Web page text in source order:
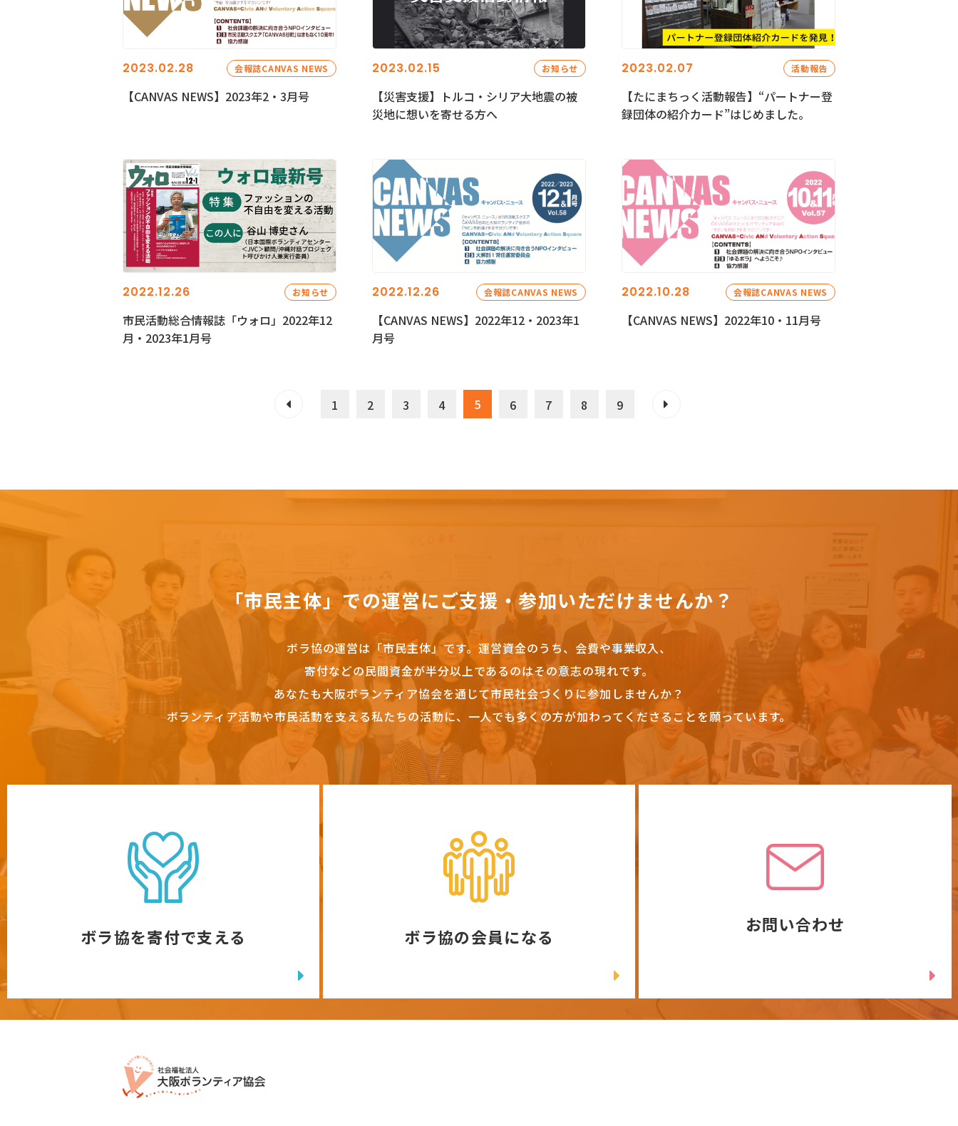
2023.02.28 会報誌CANVAS NEWS
【CANVAS NEWS】2023年2・3月号
2023.02.15 お知らせ
【災害支援】トルコ・シリア大地震の被
災地に想いを寄せる方へ
2023.02.07 活動報告
【たにまちっく活動報告】“パートナー登
録団体の紹介カード”はじめました。
2022.12.26 お知らせ
市民活動総合情報誌「ウォロ」2022年12
月・2023年1月号
2022.12.26 会報誌CANVAS NEWS
【CANVAS NEWS】2022年12・2023年1
月号
2022.10.28 会報誌CANVAS NEWS
【CANVAS NEWS】2022年10・11月号
1 2 3 4 5 6 7 8 9
「市民主体」での運営にご支援・参加いただけませんか？
ボラ協の運営は「市民主体」です。 運営資金のうち、会費や事業収入、
寄付などの民間資金が半分以上であるのはその意志の現れです。
あなたも大阪ボランティア協会を通じて市民社会づくりに参加しませんか？
ボランティア活動や市民活動を支える私たちの活動に、一人でも多くの方が加わってくださることを願っています。
ボラ協を寄付で支える ボラ協の会員になる
お問い合わせ